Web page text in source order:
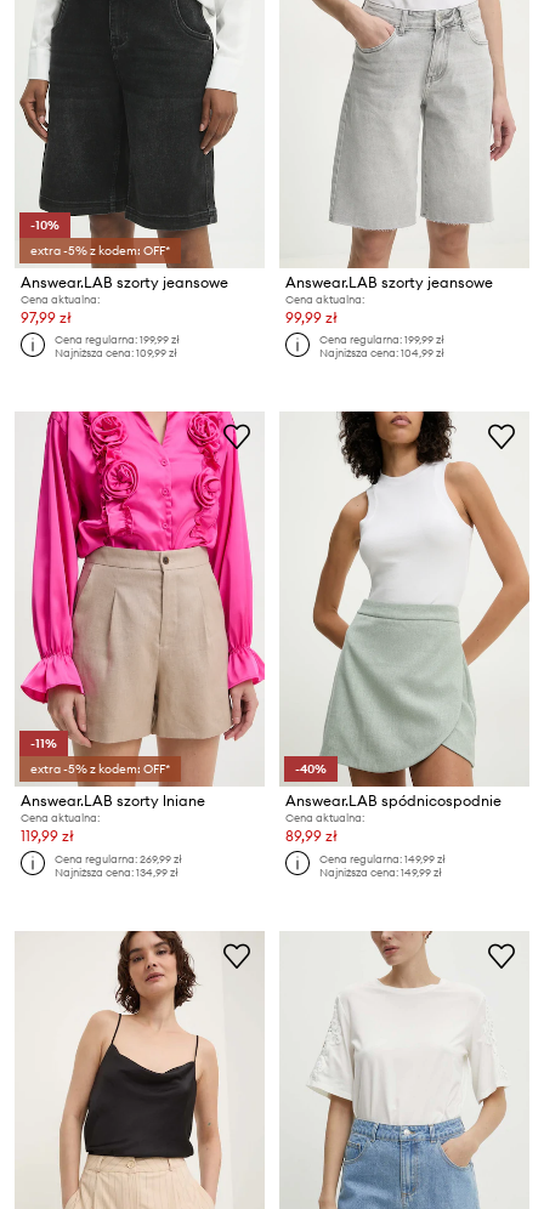
-10%
extra -5% z kodem: OFF*
Answear.LAB szorty jeansowe
Cena aktualna:
97,99 zł
Cena regularna:199,99 zł
Najniższa cena:109,99 zł
Answear.LAB szorty jeansowe
Cena aktualna:
99,99 zł
Cena regularna:199,99 zł
Najniższa cena:104,99 zł
-11%
extra -5% z kodem: OFF*
Answear.LAB szorty lniane
Cena aktualna:
119,99 zł
Cena regularna:269,99 zł
Najniższa cena:134,99 zł
-40%
Answear.LAB spódnicospodnie
Cena aktualna:
89,99 zł
Cena regularna:149,99 zł
Najniższa cena:149,99 zł